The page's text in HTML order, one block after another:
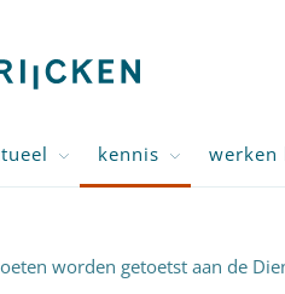
kennis werken
worden getoetst aan de